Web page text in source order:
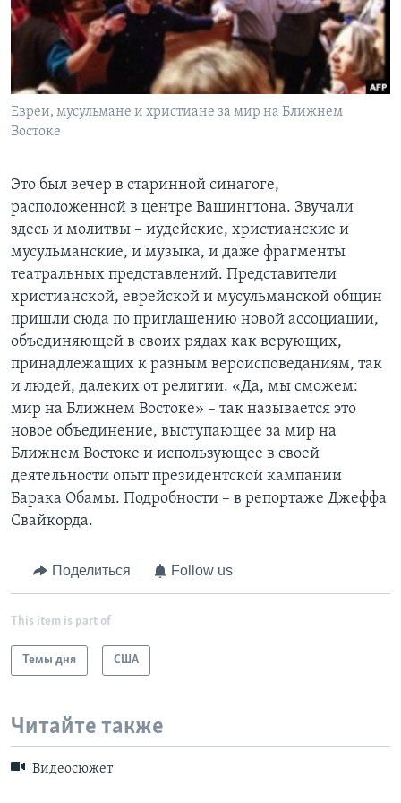
Learning English
СОЦИАЛЬНЫЕ СЕТИ
Евреи, мусульмане и христиане за мир на Ближнем
Востоке
Это был вечер в старинной синагоге,
расположенной в центре Вашингтона. Звучали
здесь и молитвы – иудейские, христианские и
мусульманские, и музыка, и даже фрагменты
театральных представлений. Представители
христианской, еврейской и мусульманской общин
пришли сюда по приглашению новой ассоциации,
объединяющей в своих рядах как верующих,
принадлежащих к разным вероисповеданиям, так
и людей, далеких от религии. «Да, мы сможем:
мир на Ближнем Востоке» – так называется это
новое объединение, выступающее за мир на
Ближнем Востоке и использующее в своей
деятельности опыт президентской кампании
Барака Обамы. Подробности – в репортаже Джеффа
Свайкорда.
Поделиться Follow us
This item is part of
Темы дня США
Читайте также
Видеосюжет